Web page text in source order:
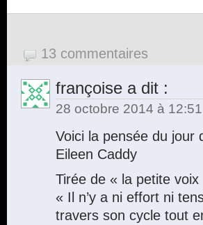
13 commentaires
françoise a dit :
28 octobre 2014 à 12:51
Voici la pensée du jour
Eileen Caddy
Tirée de « la petite
« Il n’y a ni effort ni
travers son cycle tout